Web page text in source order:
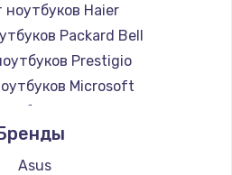
ноутбуков Haier
Packard Bell
Prestigio
Microsoft
Alienware
Aquarius
Gigabyte
Asus